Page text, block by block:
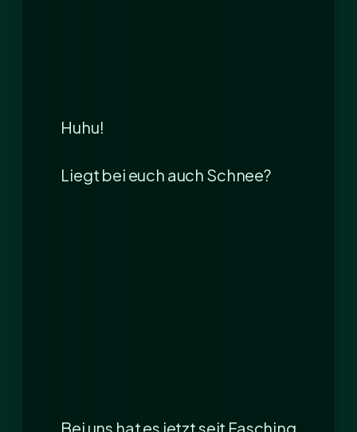
Huhu!
Liegt bei euch auch Schnee?
Bei uns hat es jetzt seit Fasching